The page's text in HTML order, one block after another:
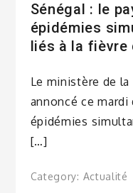
Sénégal : le
épidémies
liés à la fièvre
Le ministère de la
annoncé ce
épidémies
[…]
Category: Actualité